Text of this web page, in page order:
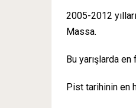
2005-2012
Massa.
Bu yarışlarda
Pist tarihinin en